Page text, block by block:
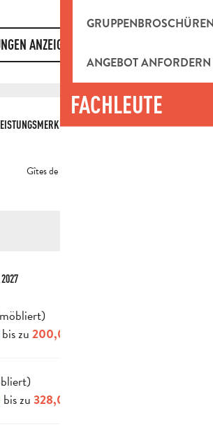
ANGEBOT ANFORDERN
FACHLEUTE
ANZEIGEN
Gîtes de France
BIS ZUM
bis zu 200,00 €
bis zu 328,00 €